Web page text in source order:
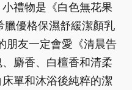
禮物是《白色無花果
臘優格保濕舒緩潔顏乳
朋友一定會愛《清晨告
麝香、白檀香和清柔
單和沐浴後純粹的潔